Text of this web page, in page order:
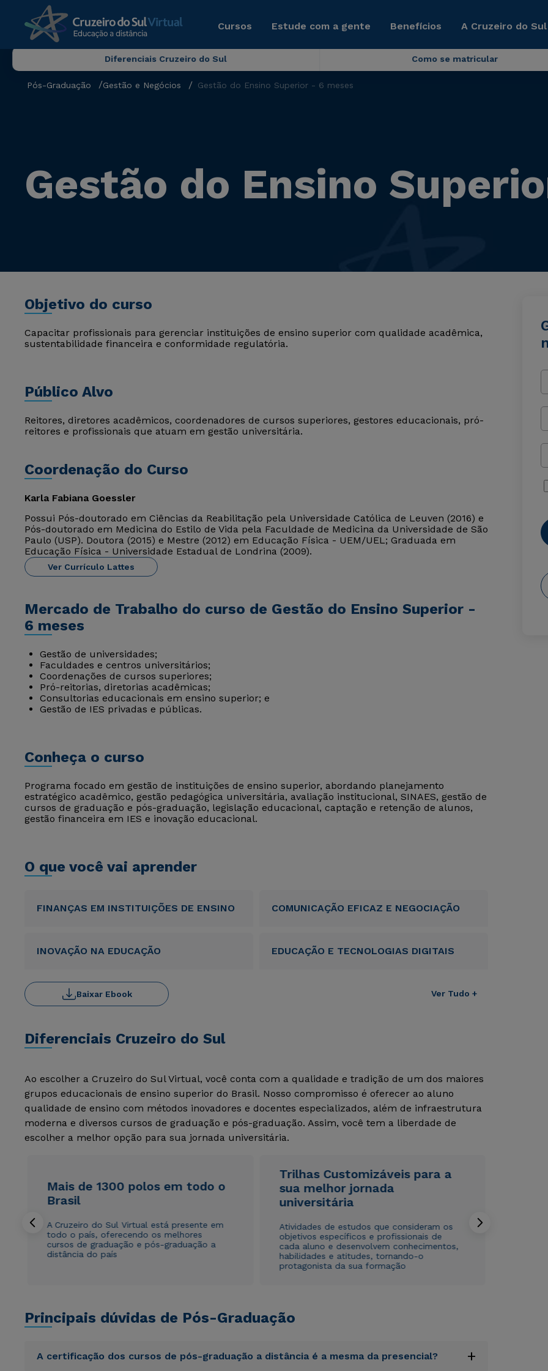
Cursos Estude com a gente Benefícios A Cruzeiro do
Diferenciais Cruzeiro do Sul Como se matricular
Pós-Graduação Gestão e Negócios Gestão do Ensino Superior - 6 meses
Gestão do Ensino
Objetivo do curso
Capacitar profissionais para gerenciar instituições de ensino superior com qualidade acadêmica,
sustentabilidade financeira e conformidade regulatória.
Público Alvo
Reitores, diretores acadêmicos, coordenadores de cursos superiores, gestores educacionais, pró-
reitores e profissionais que atuam em gestão universitária.
Coordenação do Curso
Karla Fabiana Goessler
Possui Pós-doutorado em Ciências da Reabilitação pela Universidade Católica de Leuven (2016) e
Pós-doutorado em Medicina do Estilo de Vida pela Faculdade de Medicina da Universidade de São
Paulo (USP). Doutora (2015) e Mestre (2012) em Educação Física - UEM/UEL; Graduada em
Educação Física - Universidade Estadual de Londrina (2009).
Ver Currículo Lattes
Mercado de Trabalho do curso de Gestão do Ensino Superior -
6 meses
Gestão de universidades;
Faculdades e centros universitários;
Coordenações de cursos superiores;
Pró-reitorias, diretorias acadêmicas;
Consultorias educacionais em ensino superior; e
Gestão de IES privadas e públicas.
Conheça o curso
Programa focado em gestão de instituições de ensino superior, abordando planejamento
estratégico acadêmico, gestão pedagógica universitária, avaliação institucional, SINAES, gestão de
cursos de graduação e pós-graduação, legislação educacional, captação e retenção de alunos,
gestão financeira em IES e inovação educacional.
O que você vai aprender
FINANÇAS EM INSTITUIÇÕES DE ENSINO COMUNICAÇÃO EFICAZ E NEGOCIAÇÃO
INOVAÇÃO NA EDUCAÇÃO EDUCAÇÃO E TECNOLOGIAS DIGITAIS
Ver Tudo +
Baixar Ebook
Diferenciais Cruzeiro do Sul
Ao escolher a Cruzeiro do Sul Virtual, você conta com a qualidade e tradição de um dos maiores
grupos educacionais de ensino superior do Brasil. Nosso compromisso é oferecer ao aluno
qualidade de ensino com métodos inovadores e docentes especializados, além de infraestrutura
moderna e diversos cursos de graduação e pós-graduação. Assim, você tem a liberdade de
escolher a melhor opção para sua jornada universitária.
Mais de 1300 polos em todo o
Brasil
A Cruzeiro do Sul Virtual está presente em
todo o país, oferecendo os melhores
cursos de graduação e pós-graduação a
distância do país
Trilhas Customizáveis para a
sua melhor jornada
universitária
Atividades de estudos que consideram os
objetivos específicos e profissionais de
cada aluno e desenvolvem conhecimentos,
habilidades e atitudes, tornando-o
protagonista da sua formação
Principais dúvidas de Pós-Graduação
A certificação dos cursos de pós-graduação a distância é a mesma da presencial? +
Rápido e fácil
ou
Rápido e fácil
ou